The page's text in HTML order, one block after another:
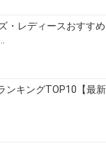
・レディースおすすめ
ンキングTOP10【最新